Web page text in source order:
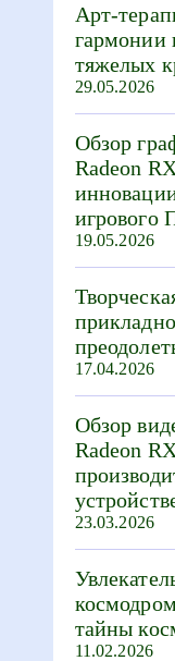
Арт-
гармонии
тяжелых
29.05.2026
Обзор
Radeon
игрового
19.05.2026
17.04.2026
Обзор
Radeon
23.03.2026
тайны
11.02.2026